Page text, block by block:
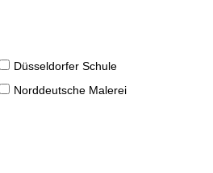
Düsseldorfer Schule
Norddeutsche Malerei